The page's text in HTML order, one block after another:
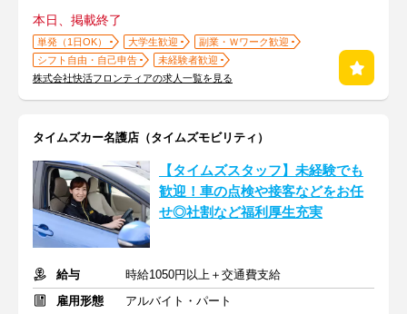
本日、掲載終了
単発（1日OK） 大学生歓迎
副業・Ｗワーク歓迎
シフト自由・自己申告
未経験者歓迎
株式会社快活フロンティアの求人一覧を見る
タイムズカー名護店（タイムズモビリティ）
【タイムズスタッフ】未経験でも
歓迎！車の点検や接客などをお任
せ◎社割など福利厚生充実
給与
時給1050円以上＋交通費支給
雇用形態
アルバイト・パート